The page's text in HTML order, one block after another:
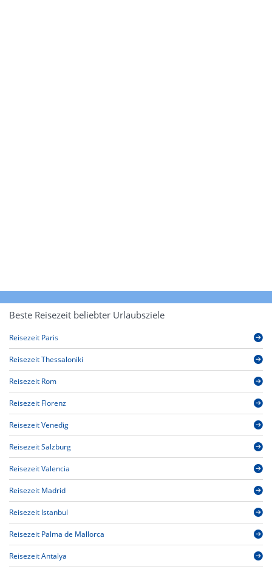
Beste Reisezeit beliebter Urlaubsziele
Reisezeit Paris
Reisezeit Thessaloniki
Reisezeit Rom
Reisezeit Florenz
Reisezeit Venedig
Reisezeit Salzburg
Reisezeit Valencia
Reisezeit Madrid
Reisezeit Istanbul
Reisezeit Palma de Mallorca
Reisezeit Antalya